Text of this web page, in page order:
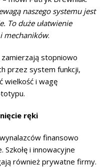
naszego systemu jest
To duże ułatwienie
i mechaników.
zamierzają stopniowo
przez system funkcji,
wielkość i wagę
ręki
finansowo
i innowacyjne
również prywatne firmy.